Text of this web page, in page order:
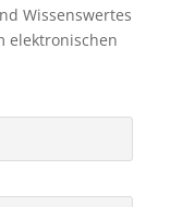
Wissenswertes
elektronischen